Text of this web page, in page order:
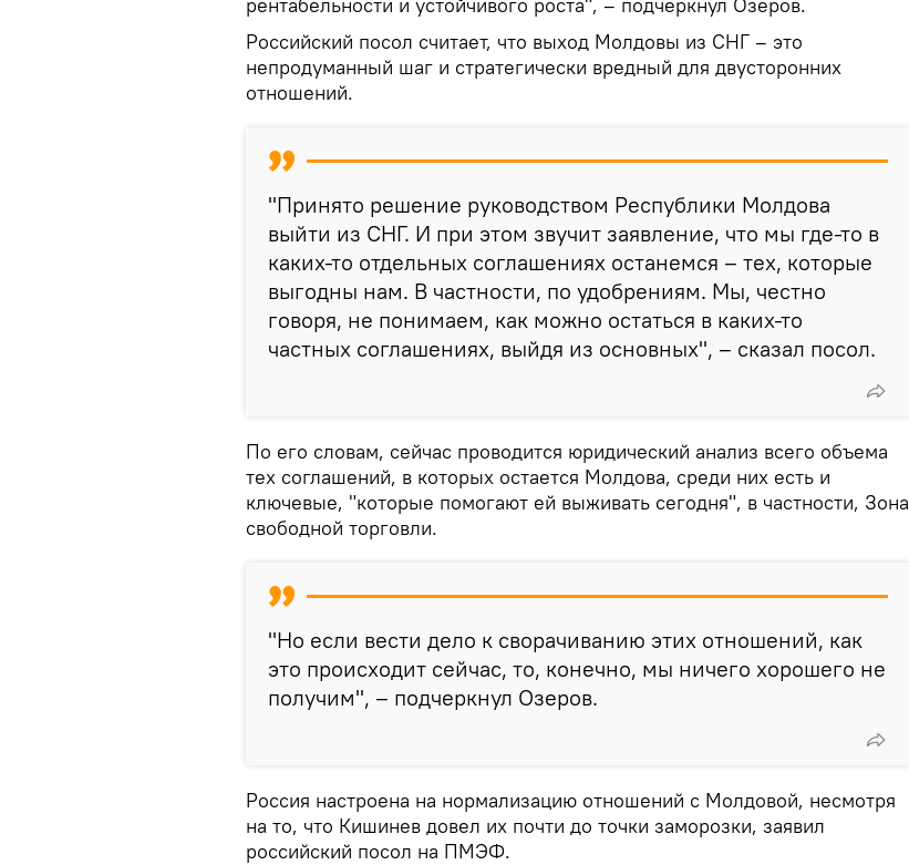
Российский посол считает, что выход Молдовы из СНГ – это
непродуманный шаг и стратегически вредный для двусторонних
отношений.
"Принято решение руководством Республики Молдова
выйти из СНГ. И при этом звучит заявление, что мы где-то в
каких-то отдельных соглашениях останемся – тех, которые
выгодны нам. В частности, по удобрениям. Мы, честно
говоря, не понимаем, как можно остаться в каких-то
частных соглашениях, выйдя из основных", – сказал посол.
По его словам, сейчас проводится юридический анализ всего объема
тех соглашений, в которых остается Молдова, среди них есть и
ключевые, "которые помогают ей выживать сегодня", в частности, Зона
свободной торговли.
"Но если вести дело к сворачиванию этих отношений, как
это происходит сейчас, то, конечно, мы ничего хорошего не
получим", – подчеркнул Озеров.
Россия настроена на нормализацию отношений с Молдовой, несмотря
на то, что Кишинев довел их почти до точки заморозки, заявил
российский посол на ПМЭФ.